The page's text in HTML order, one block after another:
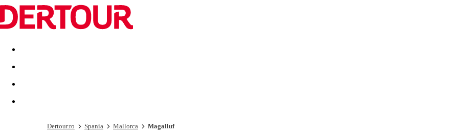
Destinatii Vacanta perfecta OFERTE DE NERATAT
Dertour.ro Spania Mallorca Magalluf